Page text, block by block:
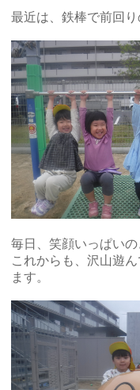
最近は、鉄棒で前回り
毎日、笑顔いっぱいの
これからも、沢山遊
ます。